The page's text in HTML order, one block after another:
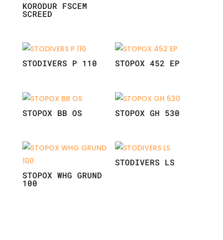
KORODUR FSCEM
SCREED
STODIVERS P 110 STOPOX 452 EP
STOPOX BB OS STOPOX GH 530
STOPOX WHG GRUND
100
STODIVERS LS